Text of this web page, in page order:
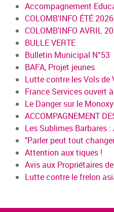
Accompagnement
COLOMB'INFO ÉTÉ 2026
COLOMB'INFO AVRIL
BULLE VERTE
Bulletin Municipal N°53
BAFA, Projet jeunes
Lutte contre les Vols de
France Services ouvert
Le Danger sur le
ACCOMPAGNEMENT
Les Sublimes Barbares
"Parler peut tout
Attention aux tiques !
Avis aux Propriétaires
Lutte contre le frelon